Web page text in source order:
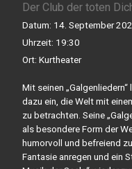
Der Club der toten
Datum: 14. September
Uhrzeit: 19:30
Ort: Kurtheater
Mit seinen
dazu ein, die Welt mit
zu betrachten. Seine
als besondere Form der
humorvoll und befreiend
Fantasie anregen und ein